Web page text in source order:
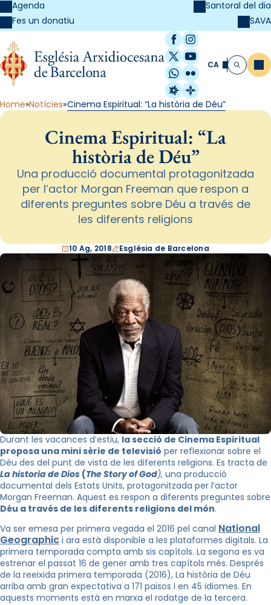
Agenda
Fes un donatiu
Santoral del dia
SAVA
Facebook
Instagram
X / Twitter
YouTube
WhatsApp
Flickr
Radio Estel
Catalunya
CA Cerca
Home Notícies Cinema Espiritual: “La història de Déu”
Cinema Espiritual: “La
història de Déu”
Una producció documental protagonitzada
per l’actor Morgan Freeman que respon a
diferents preguntes sobre Déu a través de
les diferents religions
10 Ag, 2018 Església de Barcelona
Durant les vacances d’estiu, la secció de Cinema Espiritual
proposa una mini sèrie de televisió per reflexionar sobre el
Déu des del punt de vista de les diferents religions. Es tracta de
La historia de Dios (The Story of God), una producció
documental dels Estats Units, protagonitzada per l’actor
Morgan Freeman. Aquest es respon a diferents preguntes sobre
Déu a través de les diferents religions del món.
Va ser emesa per primera vegada el 2016 pel canal National
Geographic i ara està disponible a les plataformes digitals. La
primera temporada compta amb sis capítols. La segona es va
estrenar el passat 16 de gener amb tres capítols més. Després
de la reeixida primera temporada (2016), La història de Déu
arriba amb gran expectativa a 171 països i en 45 idiomes. En
aquests moments està en marxa el rodatge de la tercera.